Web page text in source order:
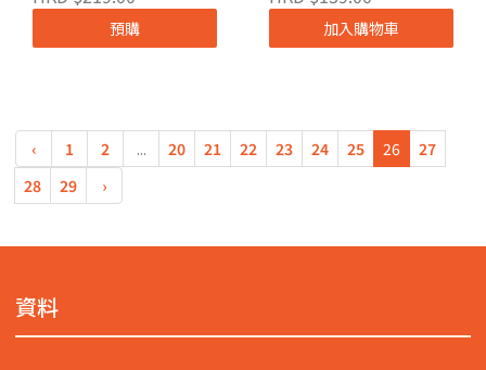
預購 加入購物車
‹ 1 2 ... 20 21 22 23 24 25 26
27
28
29 ›
資料